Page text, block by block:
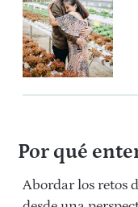
Por qué
Abordar los retos